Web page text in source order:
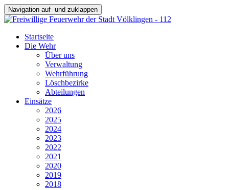
Navigation auf- und zuklappen
Startseite
Die Wehr
Über uns
Verwaltung
Wehrführung
Löschbezirke
Abteilungen
Einsätze
2026
2025
2024
2023
2022
2021
2020
2019
2018